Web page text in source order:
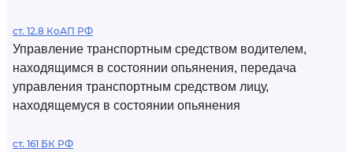
ст. 12.8 КоАП РФ
Управление транспортным средством водителем,
находящимся в состоянии опьянения, передача
управления транспортным средством лицу,
находящемуся в состоянии опьянения
ст. 161 БК РФ